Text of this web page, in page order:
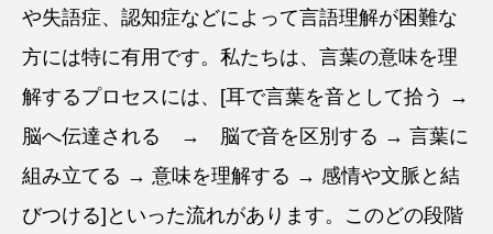
や失語症、認知症などによって言語理解が困難な
方には特に有用です。私たちは、言葉の意味を理
解するプロセスには、[耳で言葉を音として拾う →
脳へ伝達される → 脳で音を区別する → 言葉に
組み立てる → 意味を理解する → 感情や文脈と結
びつける]といった流れがあります。このどの段階